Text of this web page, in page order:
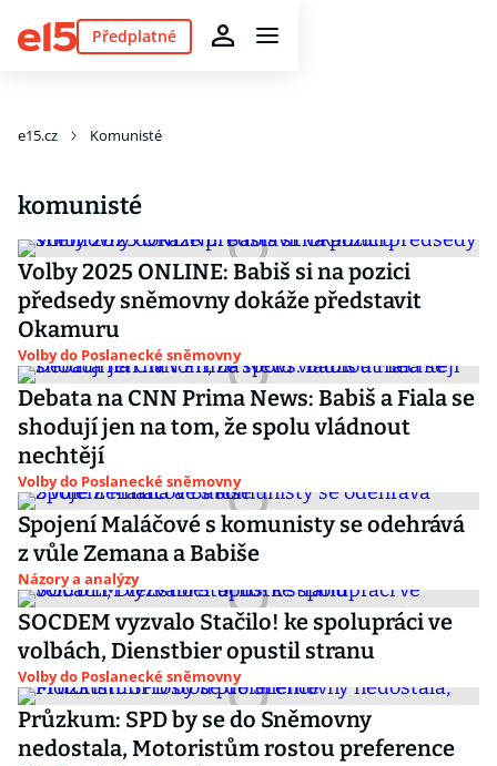
Předplatné
e15.cz Komunisté
komunisté
Volby 2025 ONLINE: Babiš si na pozici
předsedy sněmovny dokáže představit
Okamuru
Volby do Poslanecké sněmovny
Debata na CNN Prima News: Babiš a Fiala se
shodují jen na tom, že spolu vládnout
nechtějí
Volby do Poslanecké sněmovny
Spojení Maláčové s komunisty se odehrává
z vůle Zemana a Babiše
Názory a analýzy
SOCDEM vyzvalo Stačilo! ke spolupráci ve
volbách, Dienstbier opustil stranu
Volby do Poslanecké sněmovny
Průzkum: SPD by se do Sněmovny
nedostala, Motoristům rostou preference